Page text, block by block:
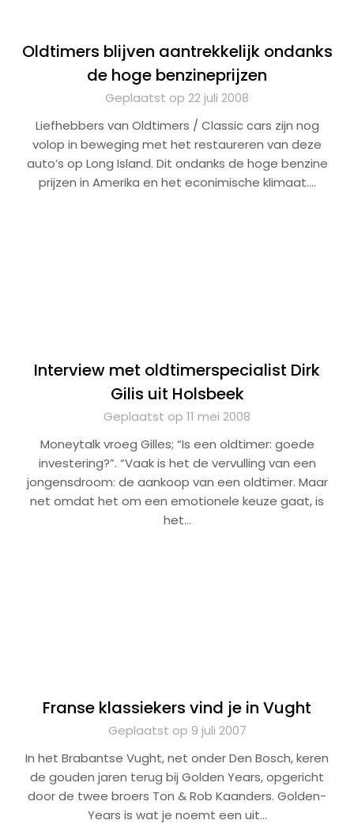
Oldtimers blijven aantrekkelijk ondanks
de hoge benzineprijzen
Geplaatst op 22 juli 2008
Liefhebbers van Oldtimers / Classic cars zijn nog
volop in beweging met het restaureren van deze
auto’s op Long Island. Dit ondanks de hoge benzine
prijzen in Amerika en het econimische klimaat….
Interview met oldtimerspecialist Dirk
Gilis uit Holsbeek
Geplaatst op 11 mei 2008
Moneytalk vroeg Gilles; “Is een oldtimer: goede
investering?”. “Vaak is het de vervulling van een
jongensdroom: de aankoop van een oldtimer. Maar
net omdat het om een emotionele keuze gaat, is
het…
Franse klassiekers vind je in Vught
Geplaatst op 9 juli 2007
In het Brabantse Vught, net onder Den Bosch, keren
de gouden jaren terug bij Golden Years, opgericht
door de twee broers Ton & Rob Kaanders. Golden-
Years is wat je noemt een uit…